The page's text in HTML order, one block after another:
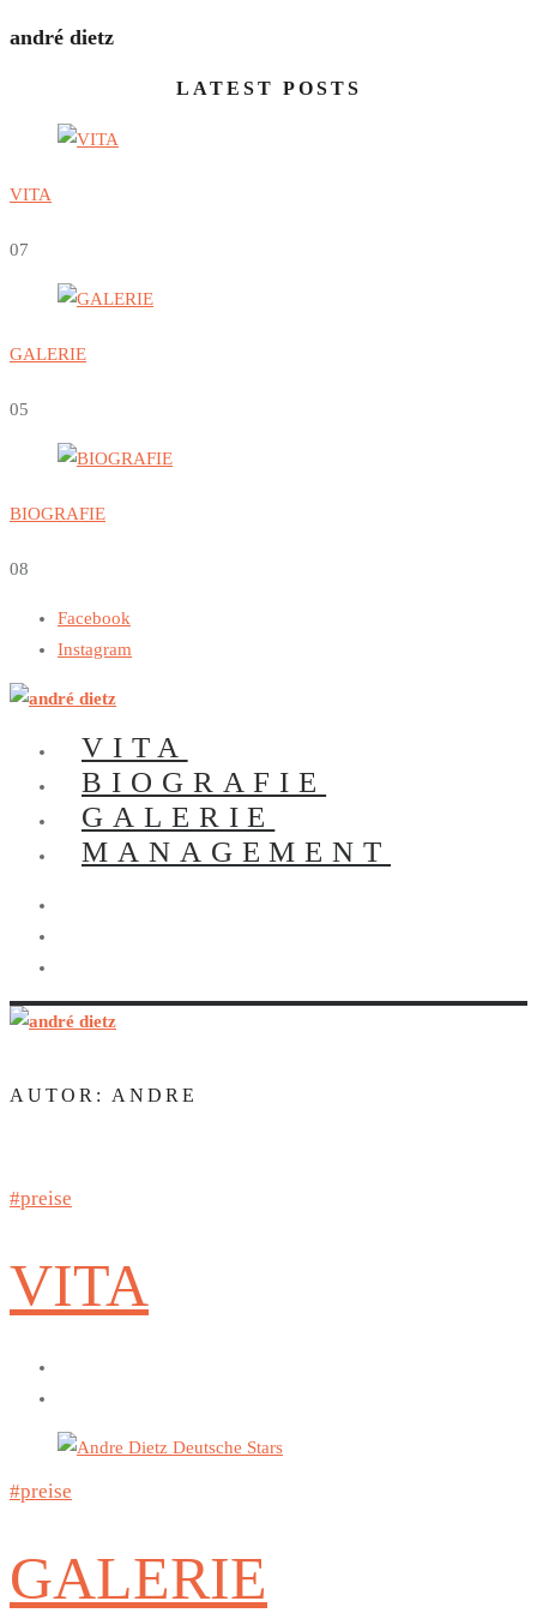
andré dietz
LATEST POSTS
VITA
07
GALERIE
05
BIOGRAFIE
08
Facebook
Instagram
VITA
BIOGRAFIE
GALERIE
MANAGEMENT
AUTOR: ANDRE
preise
VITA
preise
GALERIE